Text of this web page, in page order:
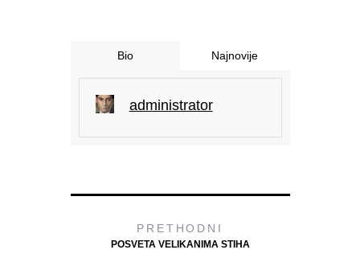
Bio Najnovije
administrator
PRETHODNI
POSVETA VELIKANIMA STIHA